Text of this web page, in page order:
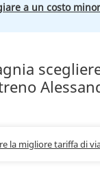
a un costo
la migliore tariffa di